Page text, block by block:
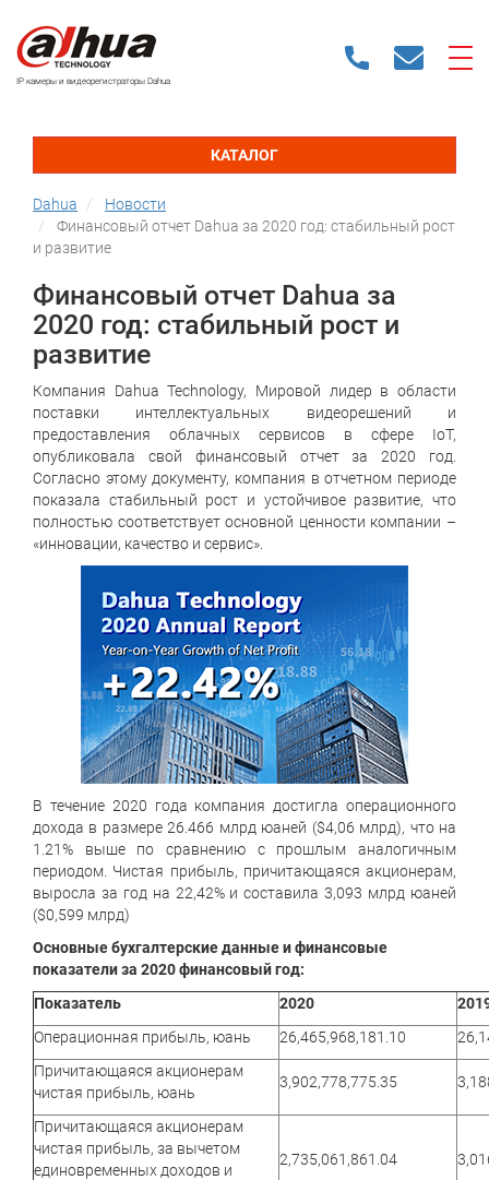
IP камеры и видеорегистраторы Dahua
КАТАЛОГ
Dahua
Новости
Финансовый отчет Dahua за 2020 год: стабильный рост
и развитие
Финансовый отчет Dahua за
2020 год: стабильный рост и
развитие
Компания Dahua Technology, Мировой лидер в области
поставки интеллектуальных видеорешений и
предоставления облачных сервисов в сфере IoT,
опубликовала свой финансовый отчет за 2020 год.
Согласно этому документу, компания в отчетном периоде
показала стабильный рост и устойчивое развитие, что
полностью соответствует основной ценности компании –
«инновации, качество и сервис».
В течение 2020 года компания достигла операционного
дохода в размере 26.466 млрд юаней ($4,06 млрд), что на
1.21% выше по сравнению с прошлым аналогичным
периодом. Чистая прибыль, причитающаяся акционерам,
выросла за год на 22,42% и составила 3,093 млрд юаней
($0,599 млрд)
Основные бухгалтерские данные и финансовые
показатели за 2020 финансовый год:
Показатель
2020
Операционная прибыль, юань
26,465,968,181.10
Причитающаяся акционерам
чистая прибыль, юань
3,902,778,775.35
Причитающаяся акционерам
чистая прибыль, за вычетом
единовременных доходов и
2,735,061,861.04